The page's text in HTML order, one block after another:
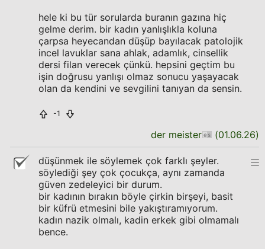
hele ki bu tür sorularda buranın gazına hiç
gelme derim. bir kadın yanlışlıkla koluna
çarpsa heyecandan düşüp bayılacak patolojik
incel lavuklar sana ahlak, adamlık, cinsellik
dersi filan verecek çünkü. hepsini geçtim bu
işin doğrusu yanlışı olmaz sonucu yaşayacak
olan da kendini ve sevgilini tanıyan da sensin.
-1
der meister (01.06.26)
düşünmek ile söylemek çok farklı şeyler.
söylediği şey çok çocukça, aynı zamanda
güven zedeleyici bir durum.
bir kadının bırakın böyle çirkin birşeyi, basit
bir küfrü etmesini bile yakıştıramıyorum.
kadın nazik olmalı, kadin erkek gibi olmamalı
bence.